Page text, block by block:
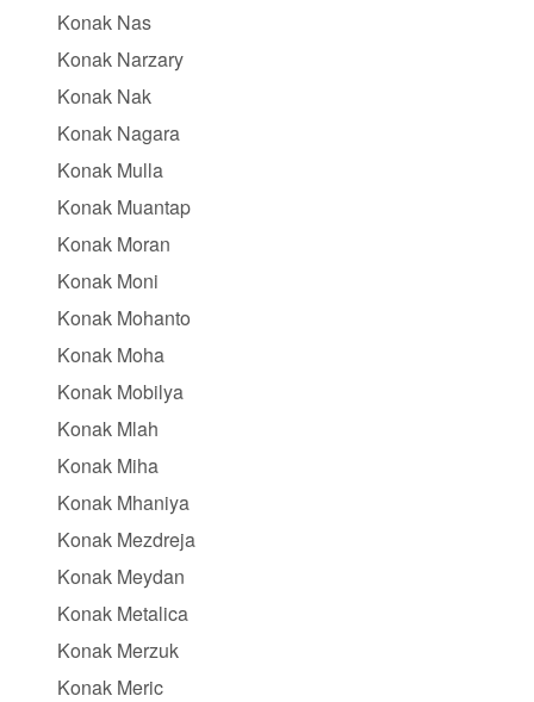
Konak Nas
Konak Narzary
Konak Nak
Konak Nagara
Konak Mulla
Konak Muantap
Konak Moran
Konak Moni
Konak Mohanto
Konak Moha
Konak Mobilya
Konak Mlah
Konak Miha
Konak Mhaniya
Konak Mezdreja
Konak Meydan
Konak Metalica
Konak Merzuk
Konak Meric